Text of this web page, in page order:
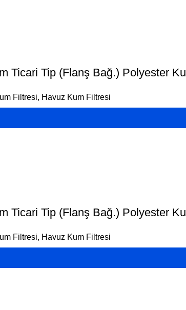
Ticari Tip (Flanş Bağ.) Polyester
Filtresi, Havuz Kum Filtresi
Ticari Tip (Flanş Bağ.) Polyester
Filtresi, Havuz Kum Filtresi